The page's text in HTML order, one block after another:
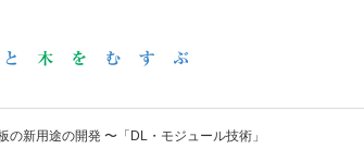
の新用途の開発 〜「DL・モジュール技術」